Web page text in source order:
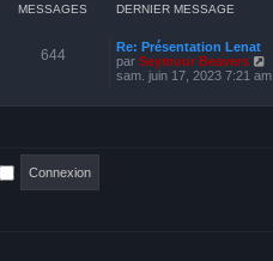
MESSAGES DERNIER MESSAGE
644
Re: Présentation Lenat
par Seymour Beavers
o
sam. juin 17, 2023 7:21 am